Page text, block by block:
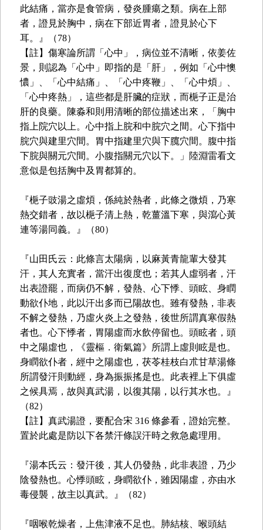
此結痛，當亦是食管病，發炎腫瘍之類。病在上部
者，證見於胸中，病在下部近胃者，證見於心下
耳。』（78）
【註】傷寒論所謂「心中」，病位並不清晰，依姜佐
景，則認為「心中」即指的是「肝」，例如「心中懊
憹」、「心中結痛」、「心中疼鞭」、「心中煩」、
「心中疼熱」，這些都是肝臟的症狀，而梔子正是治
肝的良藥。陳淼和則用清晰的部位描述出來，「胸中
指上院穴以上。心中指上脘和中脘穴之間。心下指中
脘穴與建里穴間。胃中指建里穴與下臗穴間。腹中指
下脘與關元穴間。小腹指關元穴以下。」陸淵雷看文
意似是包括胸中及胃都算的。
『梔子豉湯之虛煩，係純於熱者，此條之微煩，乃寒
熱交錯者，故以梔子清上熱，乾薑溫下寒，與瀉心黃
連等湯同義。』（80）
『山田氏云：此條言太陽病，以麻黃青龍輩大發其
汗，其人充實者，當汗出復度也；若其人虛弱者，汗
出表證罷，而病仍不解，發熱、心下悸、頭眩、身瞤
動欲仆地，此以汗出多而已陽故也。雖有發熱，非表
不解之發熱，乃虛火炎上之發熱，後世所謂真寒假熱
者也。心下悸者，胃陽虛而水飲停留也。頭眩者，頭
中之陽虛也，《靈樞．衛氣篇》所謂上虛則眩是也。
身瞤欲仆者，經中之陽虛也，茯苓桂枝白朮甘草湯條
所謂發汗則動經，身為振振搖是也。此表裡上下俱虛
之候具焉，故與真武湯，以復其陽，以行其水也。』
（82）
【註】真武湯證，要配合宋 316 條參看，證始完整。
置於此處是防以下各禁汗條誤汗時之救急處理用。
『湯本氏云：發汗後，其人仍發熱，此非表證，乃少
陰發熱也。心悸頭眩，身瞤欲仆，雖因陽虛，亦由水
毒侵襲，故主以真武。』（82）
『咽喉乾燥者，上焦津液不足也。肺結核、喉頭結